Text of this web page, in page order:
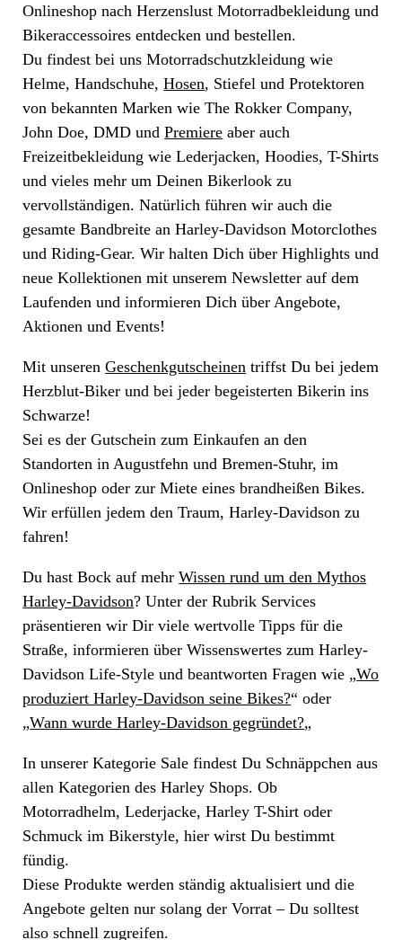
Onlineshop nach Herzenslust Motorradbekleidung und
Bikeraccessoires entdecken und bestellen.
Du findest bei uns Motorradschutzkleidung wie
Helme, Handschuhe,Hosen, Stiefel und Protektoren
von bekannten Marken wie The Rokker Company,
John Doe, DMD undPremiere aber auch
Freizeitbekleidung wie Lederjacken, Hoodies, T-Shirts
und vieles mehr um Deinen Bikerlook zu
vervollständigen. Natürlich führen wir auch die
gesamte Bandbreite an Harley-Davidson Motorclothes
und Riding-Gear. Wir halten Dich über Highlights und
neue Kollektionen mit unserem Newsletter auf dem
Laufenden und informieren Dich über Angebote,
Aktionen und Events!
Mit unserenGeschenkgutscheinen triffst Du bei jedem
Herzblut-Biker und bei jeder begeisterten Bikerin ins
Schwarze!
Sei es der Gutschein zum Einkaufen an den
Standorten in Augustfehn und Bremen-Stuhr, im
Onlineshop oder zur Miete eines brandheißen Bikes.
Wir erfüllen jedem den Traum, Harley-Davidson zu
fahren!
Du hast Bock auf mehrWissen rund um den Mythos
Harley-Davidson? Unter der Rubrik Services
präsentieren wir Dir viele wertvolle Tipps für die
Straße, informieren über Wissenswertes zum Harley-
Davidson Life-Style und beantworten Fragen wie „Wo
produziert Harley-Davidson seine Bikes?“ oder
„Wann wurde Harley-Davidson gegründet?„
In unserer Kategorie Sale findest Du Schnäppchen aus
allen Kategorien des Harley Shops. Ob
Motorradhelm, Lederjacke, Harley T-Shirt oder
Schmuck im Bikerstyle, hier wirst Du bestimmt
fündig.
Diese Produkte werden ständig aktualisiert und die
Angebote gelten nur solang der Vorrat – Du solltest
also schnell zugreifen.